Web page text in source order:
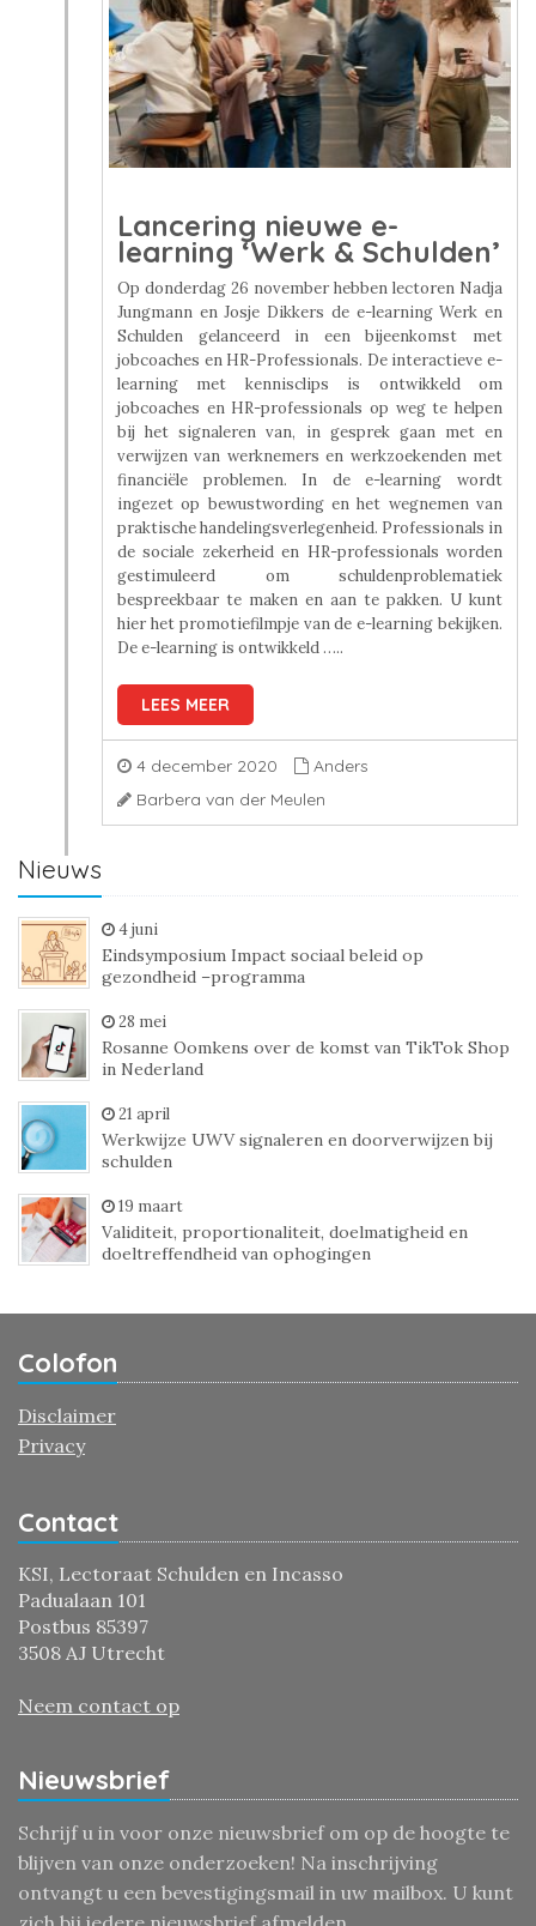
Lancering nieuwe e-
learning ‘Werk & Schulden’
Op donderdag 26 november hebben lectoren Nadja
Jungmann en Josje Dikkers de e-learning Werk en
Schulden gelanceerd in een bijeenkomst met
jobcoaches en HR-Professionals. De interactieve e-
learning met kennisclips is ontwikkeld om
jobcoaches en HR-professionals op weg te helpen
bij het signaleren van, in gesprek gaan met en
verwijzen van werknemers en werkzoekenden met
financiële problemen. In de e-learning wordt
ingezet op bewustwording en het wegnemen van
praktische handelingsverlegenheid. Professionals in
de sociale zekerheid en HR-professionals worden
gestimuleerd om schuldenproblematiek
bespreekbaar te maken en aan te pakken. U kunt
hier het promotiefilmpje van de e-learning bekijken.
De e-learning is ontwikkeld …..
LEES MEER
4 december 2020
Anders
Barbera van der Meulen
Nieuws
4 juni
Eindsymposium Impact sociaal beleid op
gezondheid –programma
28 mei
Rosanne Oomkens over de komst van TikTok Shop
in Nederland
21 april
Werkwijze UWV signaleren en doorverwijzen bij
schulden
19 maart
Validiteit, proportionaliteit, doelmatigheid en
doeltreffendheid van ophogingen
Colofon
Disclaimer
Privacy
Contact
KSI, Lectoraat Schulden en Incasso
Padualaan 101
Postbus 85397
3508 AJ Utrecht
Neem contact op
Nieuwsbrief
Schrijf u in voor onze nieuwsbrief om op de hoogte te
blijven van onze onderzoeken! Na inschrijving
ontvangt u een bevestigingsmail in uw mailbox. U kunt